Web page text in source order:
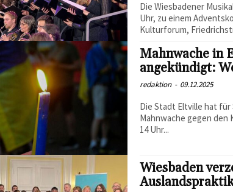
Die Wiesbadener
Uhr, zu einem
Kulturforum,
Mahnwache in
angekündigt:
redaktion - 09.12.2025
Die Stadt Eltville hat für
Mahnwache gegen den
14 Uhr...
Wiesbaden